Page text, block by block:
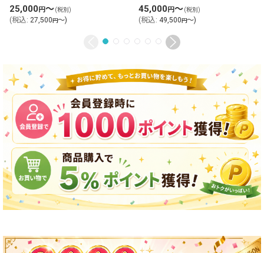
25,000円～(税別)
(税込: 27,500円～)
45,000円～(税別)
(税込: 49,500円～)